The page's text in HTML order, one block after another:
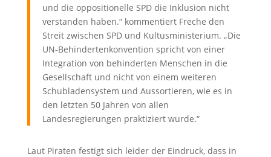
und die oppositionelle SPD die Inklusion nicht
verstanden haben.“ kommentiert Freche den
Streit zwischen SPD und Kultusministerium. „Die
UN-Behindertenkonvention spricht von einer
Integration von behinderten Menschen in die
Gesellschaft und nicht von einem weiteren
Schubladensystem und Aussortieren, wie es in
den letzten 50 Jahren von allen
Landesregierungen praktiziert wurde.“
Laut Piraten festigt sich leider der Eindruck, dass in